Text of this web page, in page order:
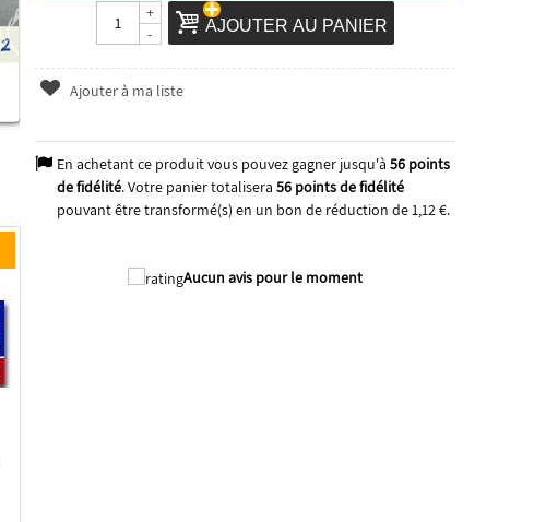
-
+
AJOUTER AU PANIER
Ajouter à ma liste
En achetant ce produit vous pouvez gagner jusqu'à 56points
de fidélité. Votre panier totalisera 56points de fidélité
pouvant être transformé(s) en un bon de réduction de1,12 €.
Aucun avis pour le moment